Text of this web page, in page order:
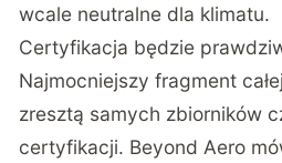
wcale neutralne dla klimatu.
Certyfikacja będzie
Najmocniejszy fragment
zresztą samych zbiorników
certyfikacji. Beyond Aero